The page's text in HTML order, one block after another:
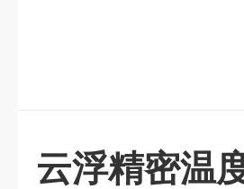
云浮精密温